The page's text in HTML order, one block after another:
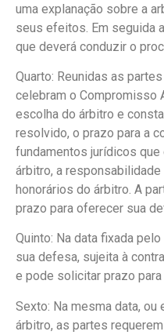
uma explanação sobre a
seus efeitos. Em seguida
que deverá conduzir o
Quarto: Reunidas as
celebram o Compromisso
escolha do árbitro e
resolvido, o prazo para a
fundamentos jurídicos
árbitro, a
honorários do árbitro. A
prazo para oferecer sua
Quinto: Na data fixada
sua defesa, sujeita à
e pode solicitar prazo
Sexto: Na mesma data,
árbitro, as partes